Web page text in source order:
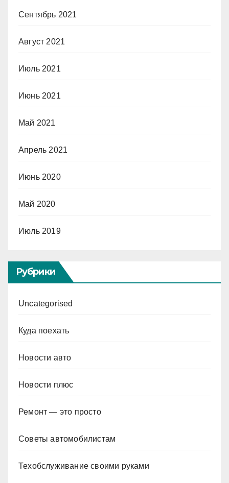
Сентябрь 2021
Август 2021
Июль 2021
Июнь 2021
Май 2021
Апрель 2021
Июнь 2020
Май 2020
Июль 2019
Рубрики
Uncategorised
Куда поехать
Новости авто
Новости плюс
Ремонт — это просто
Советы автомобилистам
Техобслуживание своими руками